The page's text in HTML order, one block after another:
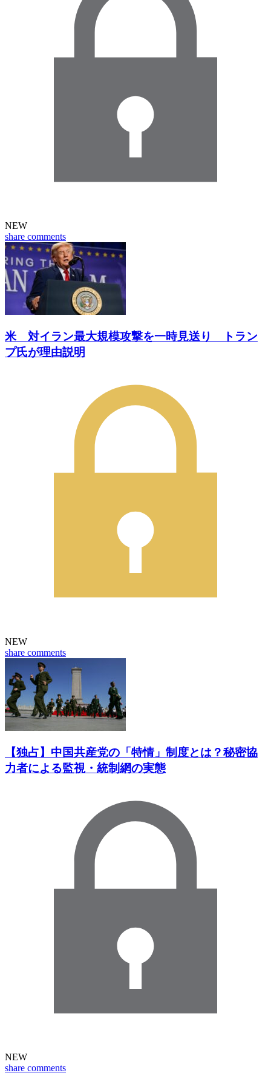
NEW
share comments
米 対イラン最大規模攻撃を一時見送り トラン
プ氏が理由説明
NEW
share comments
【独占】中国共産党の「特情」制度とは？秘密協
力者による監視・統制網の実態
NEW
share comments